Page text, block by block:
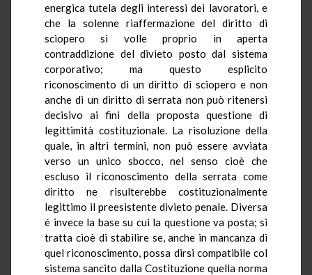
energica tutela degli interessi dei lavoratori, e
che la solenne riaffermazione del diritto di
sciopero si volle proprio in aperta
contraddizione del divieto posto dal sistema
corporativo; ma questo esplicito
riconoscimento di un diritto di sciopero e non
anche di un diritto di serrata non può ritenersi
decisivo ai fini della proposta questione di
legittimità costituzionale. La risoluzione della
quale, in altri termini, non può essere avviata
verso un unico sbocco, nel senso cioè che
escluso il riconoscimento della serrata come
diritto ne risulterebbe costituzionalmente
legittimo il preesistente divieto penale. Diversa
é invece la base su cui la questione va posta; si
tratta cioè di stabilire se, anche in mancanza di
quel riconoscimento, possa dirsi compatibile col
sistema sancito dalla Costituzione quella norma